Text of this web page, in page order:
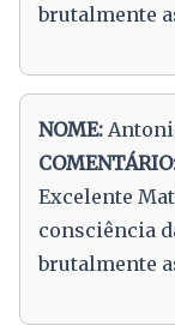
brutalmente
NOME:
Excelente
consciência
brutalmente